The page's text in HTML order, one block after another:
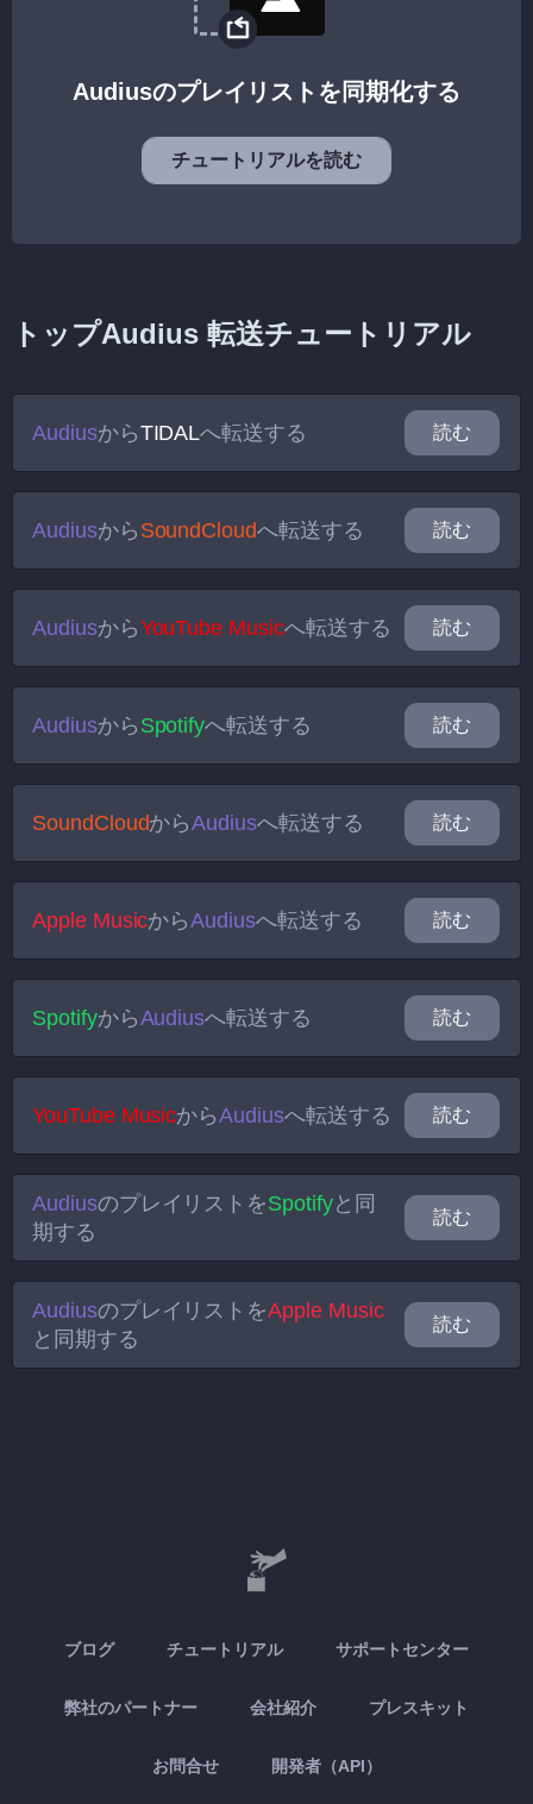
Audiusのプレイリストを同期化する
チュートリアルを読む
トップAudius 転送チュートリアル
AudiusからTIDALへ転送する 読む
Audiusから SoundCloudへ転送する 読む
AudiusからYouTube Musicへ転送する 読む
Audiusから Spotifyへ転送する 読む
SoundCloudからAudiusへ転送する 読む
Apple MusicからAudiusへ転送する 読む
SpotifyからAudiusへ転送する 読む
YouTube MusicからAudiusへ転送する 読む
AudiusのプレイリストをSpotifyと同
期する
読む
AudiusのプレイリストをApple Music
と同期する
読む
ブログ チュートリアル サポートセンター
弊社のパートナー 会社紹介 プレスキット
お問合せ 開発者（API）